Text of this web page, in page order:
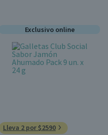
Exclusivo online
Lleva 2 por $2590